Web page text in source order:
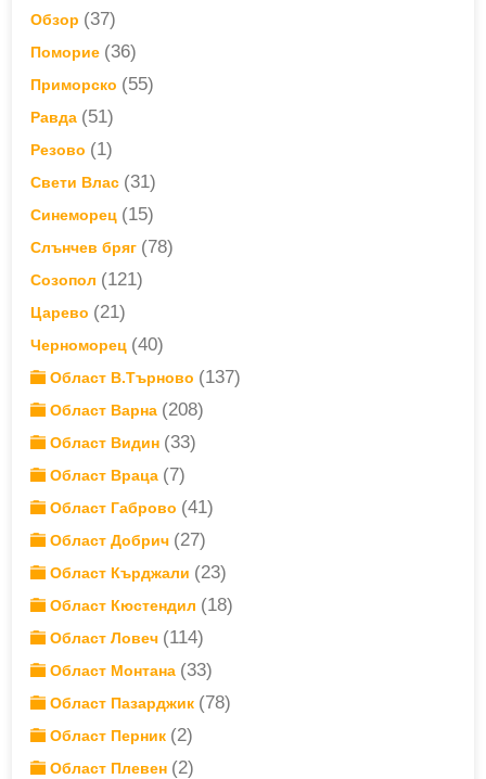
Обзор (37)
Поморие (36)
Приморско (55)
Равда (51)
Резово (1)
Свети Влас (31)
Синеморец (15)
Слънчев бряг (78)
Созопол (121)
Царево (21)
Черноморец (40)
Област В.Търново (137)
Област Варна (208)
Област Видин (33)
Област Враца (7)
Област Габрово (41)
Област Добрич (27)
Област Кърджали (23)
Област Кюстендил (18)
Област Ловеч (114)
Област Монтана (33)
Област Пазарджик (78)
Област Перник (2)
Област Плевен (2)